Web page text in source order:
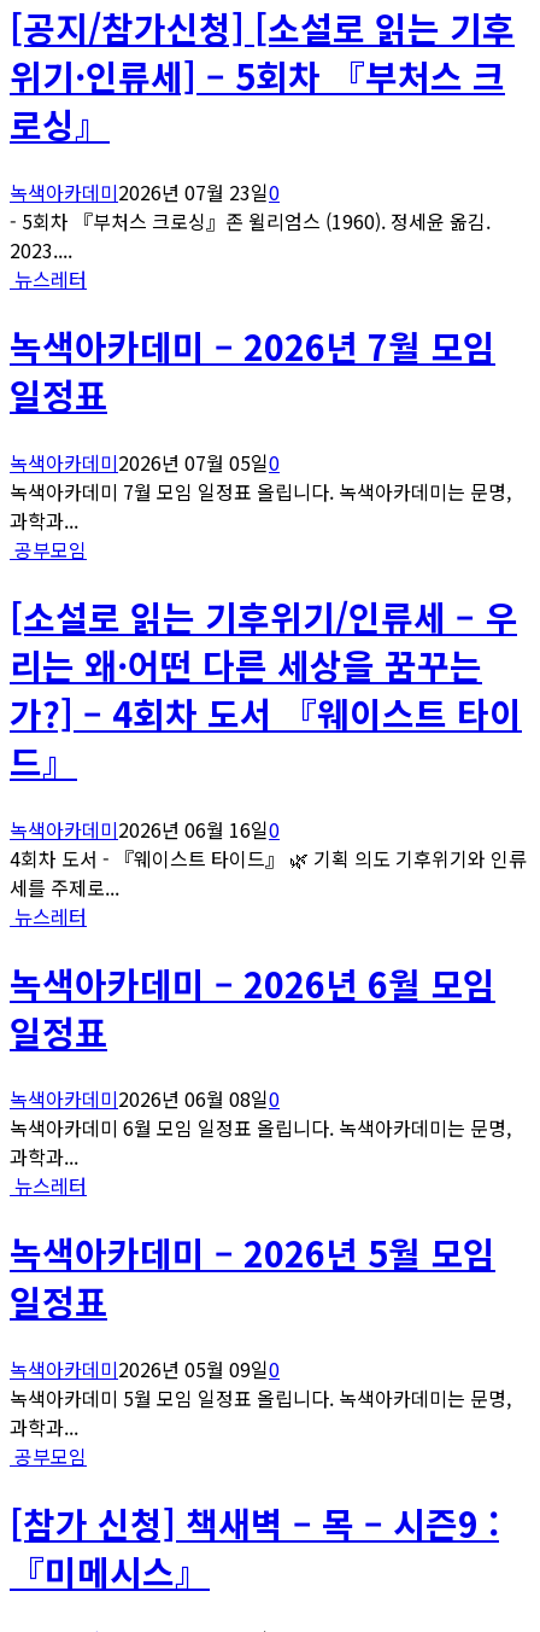
[공지/참가신청] [소설로 읽는 기후
위기·인류세] – 5회차 『부처스 크
로싱』
녹색아카데미2026년 07월 23일0
- 5회차 『부처스 크로싱』존 윌리엄스 (1960). 정세윤 옮김.
2023....
뉴스레터
녹색아카데미 – 2026년 7월 모임
일정표
녹색아카데미2026년 07월 05일0
녹색아카데미 7월 모임 일정표 올립니다. 녹색아카데미는 문명,
과학과...
공부모임
[소설로 읽는 기후위기/인류세 – 우
리는 왜·어떤 다른 세상을 꿈꾸는
가?] – 4회차 도서 『웨이스트 타이
드』
녹색아카데미2026년 06월 16일0
4회차 도서 - 『웨이스트 타이드』 🌿 기획 의도 기후위기와 인류
세를 주제로...
뉴스레터
녹색아카데미 – 2026년 6월 모임
일정표
녹색아카데미2026년 06월 08일0
녹색아카데미 6월 모임 일정표 올립니다. 녹색아카데미는 문명,
과학과...
뉴스레터
녹색아카데미 – 2026년 5월 모임
일정표
녹색아카데미2026년 05월 09일0
녹색아카데미 5월 모임 일정표 올립니다. 녹색아카데미는 문명,
과학과...
공부모임
[참가 신청] 책새벽 – 목 – 시즌9 :
『미메시스』